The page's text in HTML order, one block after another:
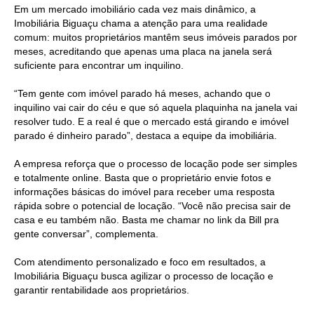
Em um mercado imobiliário cada vez mais dinâmico, a
Imobiliária Biguaçu chama a atenção para uma realidade
comum: muitos proprietários mantêm seus imóveis parados por
meses, acreditando que apenas uma placa na janela será
suficiente para encontrar um inquilino.
“Tem gente com imóvel parado há meses, achando que o
inquilino vai cair do céu e que só aquela plaquinha na janela vai
resolver tudo. E a real é que o mercado está girando e imóvel
parado é dinheiro parado”, destaca a equipe da imobiliária.
A empresa reforça que o processo de locação pode ser simples
e totalmente online. Basta que o proprietário envie fotos e
informações básicas do imóvel para receber uma resposta
rápida sobre o potencial de locação. “Você não precisa sair de
casa e eu também não. Basta me chamar no link da Bill pra
gente conversar”, complementa.
Com atendimento personalizado e foco em resultados, a
Imobiliária Biguaçu busca agilizar o processo de locação e
garantir rentabilidade aos proprietários.